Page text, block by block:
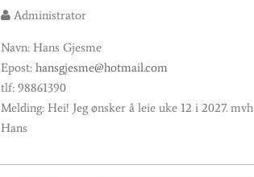
Administrator
Navn: Hans Gjesme
Epost: hansgjesme@hotmail.com
tlf: 98861390
Melding: Hei! Jeg ønsker å leie uke 12 i 2027. mvh
Hans